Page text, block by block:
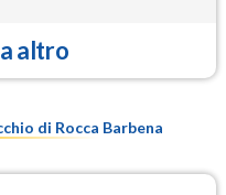
altro
di Rocca Barbena